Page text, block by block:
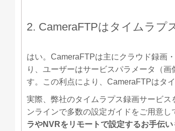
2. CameraFTPはタイムラプ
はい。CameraFTPは主にクラウド録画
り、ユーザーはサービスパラメータ（
す。この利点により、CameraFTPはタ
実際、弊社のタイムラプス録画サービ
ンラインで多数の設定ガイドをご用意し
ラやNVRをリモートで設定するお手伝い